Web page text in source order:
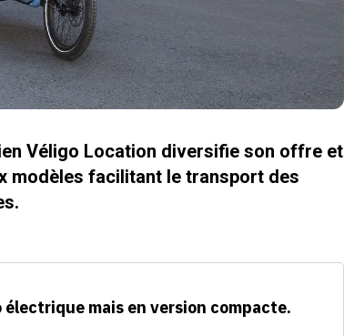
Véligo Location diversifie son offre et
modèles facilitant le transport des